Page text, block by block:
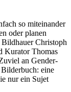
so miteinander
oder planen
Christoph
Kurator Thomas
an Gender-
eine
nur ein Sujet